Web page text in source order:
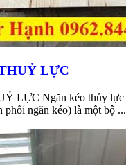
LỰC
LỰC Ngăn kéo thủy lực
phối ngăn kéo) là một bộ ...